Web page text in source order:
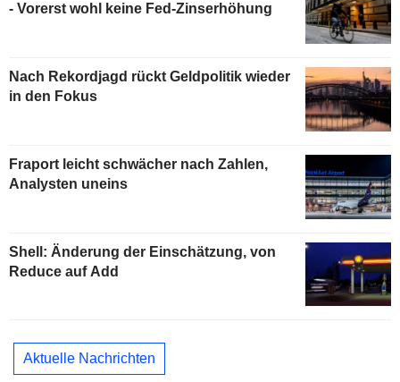
- Vorerst wohl keine Fed-Zinserhöhung
Nach Rekordjagd rückt Geldpolitik wieder
in den Fokus
Fraport leicht schwächer nach Zahlen,
Analysten uneins
Shell: Änderung der Einschätzung, von
Reduce auf Add
Aktuelle Nachrichten